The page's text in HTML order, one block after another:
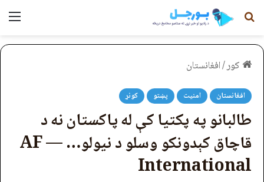
لټون
کور/افغانستان
افغانستان امنیت پښتو کونړ
طالبانو په پکتیا کې له پاکستان نه د
قاچاق کېدونکو وسلو د نیولو… — AF
International